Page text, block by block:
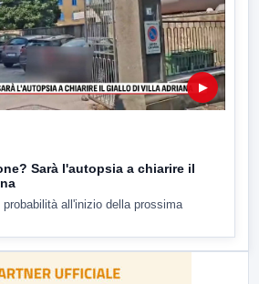
▶
Sarà l'autopsia a chiarire il
all'inizio della prossima